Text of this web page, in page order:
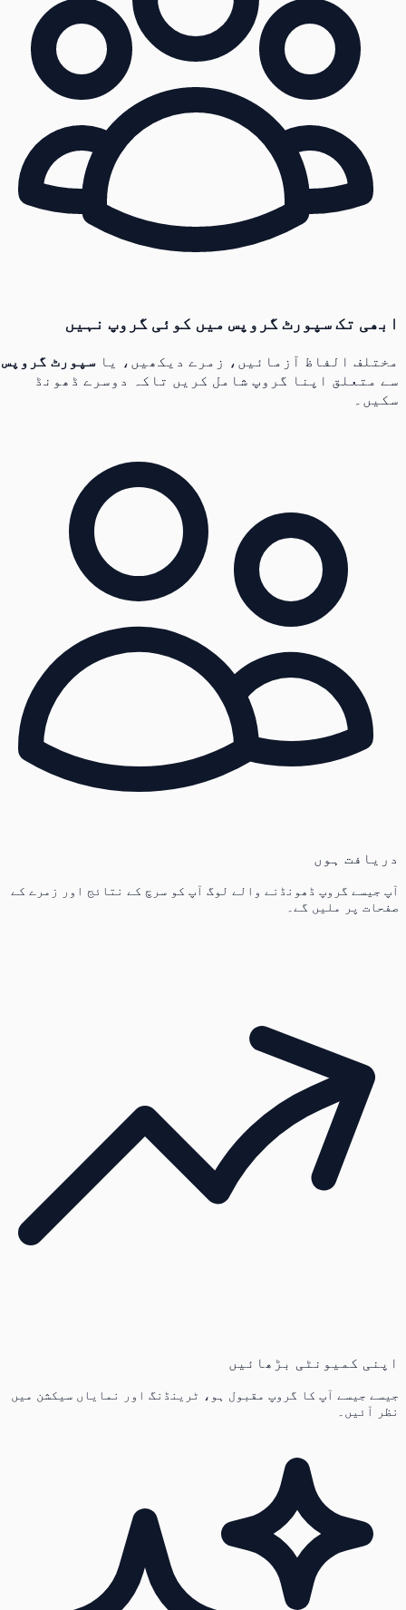
ابھی تک سپورٹ گروپس میں کوئی گروپ نہیں
مختلف الفاظ آزمائیں، زمرے دیکھیں، یا سپورٹ گروپس
سے متعلق اپنا گروپ شامل کریں تاکہ دوسرے ڈھونڈ
سکیں۔
دریافت ہوں
آپ جیسے گروپ ڈھونڈنے والے لوگ آپ کو سرچ کے نتائج اور زمرے کے
صفحات پر ملیں گے۔
اپنی کمیونٹی بڑھائیں
جیسے جیسے آپ کا گروپ مقبول ہو، ٹرینڈنگ اور نمایاں سیکشن میں
نظر آئیں۔